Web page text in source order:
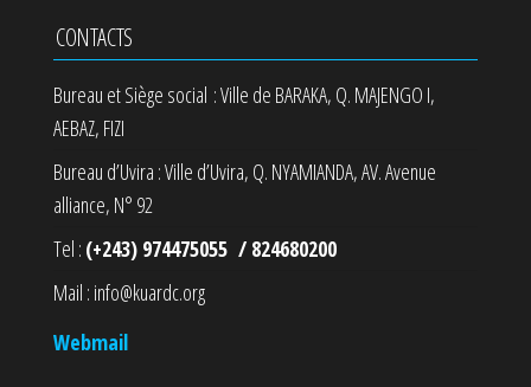
CONTACTS
Bureau et Siège social : Ville de BARAKA, Q. MAJENGO I,
AEBAZ, FIZI
Bureau d’Uvira : Ville d’Uvira, Q. NYAMIANDA, AV. Avenue
alliance, N° 92
Tel : (+243) 974475055 / 824680200
Mail : info@kuardc.org
Webmail